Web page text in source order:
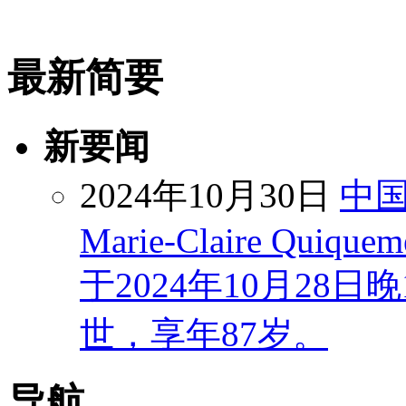
最新简要
新要闻
2024年10月30日 中
Marie-Claire
于2024年10月28日
世，享年87岁。